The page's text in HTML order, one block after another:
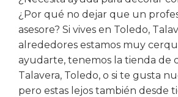
¿Por qué no dejar que un
asesore? Si vives en Toledo,
alrededores estamos muy
ayudarte, tenemos la tienda de
Talavera, Toledo, o si te gusta
pero estas lejos también desde